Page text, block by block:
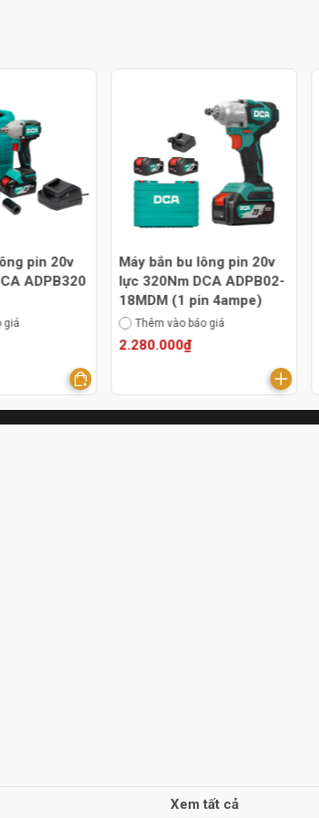
pin 20v
ADPB02-
giá
Máy bắn bu lông pin 20v
lực 320Nm DCA ADPB02-
18MEM (2 pin 4Ampe)
Thêm vào báo giá
3.070.000₫
Xem tất cả